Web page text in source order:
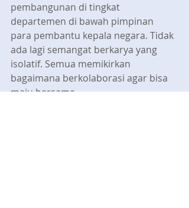
pembangunan di tingkat
departemen di bawah pimpinan
para pembantu kepala negara. Tidak
ada lagi semangat berkarya yang
isolatif. Semua memikirkan
bagaimana berkolaborasi agar bisa
maju bersama.